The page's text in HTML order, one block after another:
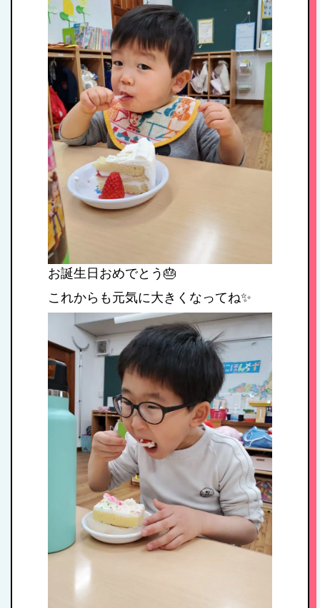
HOME
私たちの思い・教
育方針
1日のスケジュール
年間行事
施設紹介・園概要
入園案内
アクセス
お問い合わせ
病児保育について
お誕生日おめでとう🎂
これからも元気に大きくなってね✨